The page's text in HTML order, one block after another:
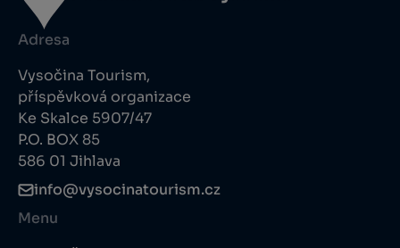
Adresa
Vysočina Tourism,
příspěvková organizace
Ke Skalce 5907/47
P.O. BOX 85
586 01 Jihlava
info@vysocinatourism.cz
Menu